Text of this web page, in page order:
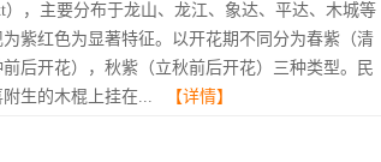
），主要分布于龙山、龙江、象达、平达、木城等
紫红色为显著特征。以开花期不同分为春紫（清
后开花），秋紫（立秋前后开花）三种类型。民
生的木棍上挂在...
【详情】